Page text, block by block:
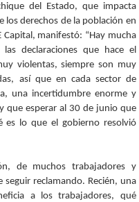
del Estado, que impacta
los derechos de la población en
Capital, manifestó: “Hay mucha
declaraciones que hace el
violentas, siempre son muy
así que en cada sector de
una incertidumbre enorme y
que esperar al 30 de junio que
es lo que el gobierno resolvió
de muchos trabajadores y
reclamando. Recién, una
a los trabajadores, qué